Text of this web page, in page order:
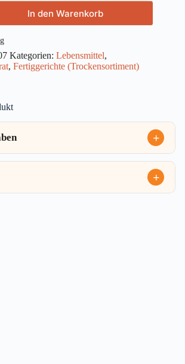
In den Warenkorb
Kategorien: Lebensmittel,
, Fertiggerichte (Trockensortiment)